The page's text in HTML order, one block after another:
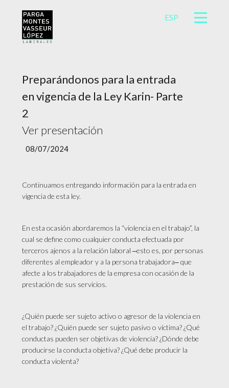
ESP
Preparándonos para la entrada
en vigencia de la Ley Karin- Parte
2
Ver presentación
08/07/2024
Continuamos entregando información para la entrada en
vigencia de esta ley.
En esta ocasión abordaremos la “violencia en el trabajo”, la
cual se define como cualquier conducta efectuada por
terceros ajenos a la relación laboral ‒esto es, por personas
diferentes al empleador y a la persona trabajadora‒ que
afecte a los trabajadores de la empresa con ocasión de la
prestación de sus servicios.
¿Quién puede ser sujeto activo o agresor de la violencia en
el trabajo? ¿Quién puede ser sujeto pasivo o víctima? ¿Qué
conductas pueden ser objetivas de violencia? ¿Dónde debe
producirse la conducta objetiva? ¿Qué debe producir la
conducta violenta?